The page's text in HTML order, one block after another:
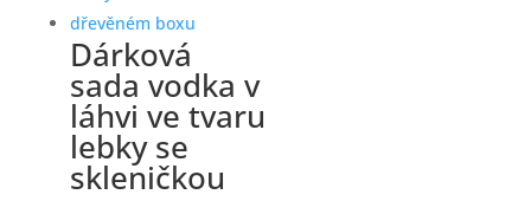
Dárková
sada vodka v
láhvi ve tvaru
lebky se
skleničkou